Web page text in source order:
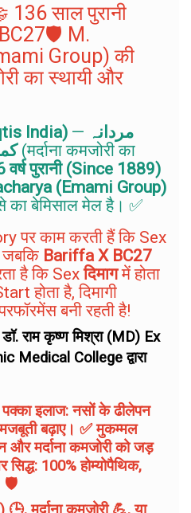
साल पुरानी
M.
Group) की
का स्थायी और
India) — مردانہ
(मर्दाना कमजोरी का
वर्ष पुरानी (Since 1889)
(Emami Group)
का बेमिसाल मेल है। ✅
पर काम करती हैं कि Sex
जबकि Bariffa X BC27
है कि Sexदिमागमें होता
होता है, दिमागी
बनी रहती है!
डॉ. राम कृष्ण मिश्रा (MD) Ex
College द्वारा
इलाज: नसों के ढीलेपन
बढ़ाए। ✅ मुकम्मल
और मर्दाना कमजोरी को जड़
100% होम्योपैथिक,
🛡️
मर्दाना कमजोरी 💪, या